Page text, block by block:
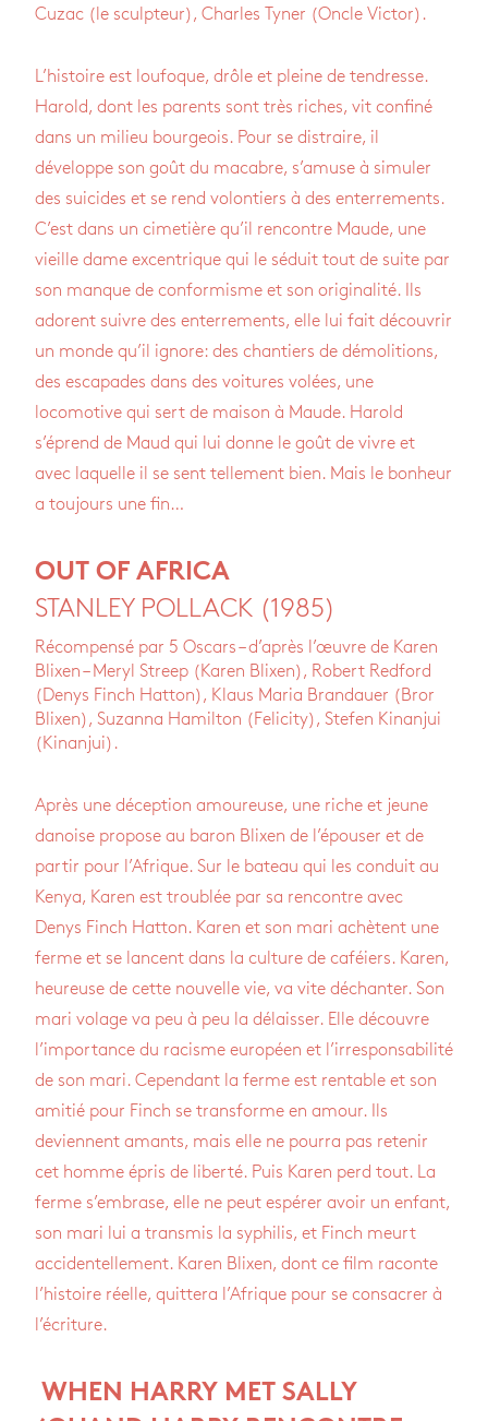
Cuzac (le sculpteur), Charles Tyner (Oncle Victor).
L’histoire est loufoque, drôle et pleine de tendresse.
Harold, dont les parents sont très riches, vit confiné
dans un milieu bourgeois. Pour se distraire, il
développe son goût du macabre, s’amuse à simuler
des suicides et se rend volontiers à des enterrements.
C’est dans un cimetière qu’il rencontre Maude, une
vieille dame excentrique qui le séduit tout de suite par
son manque de conformisme et son originalité. Ils
adorent suivre des enterrements, elle lui fait découvrir
un monde qu’il ignore: des chantiers de démolitions,
des escapades dans des voitures volées, une
locomotive qui sert de maison à Maude. Harold
s’éprend de Maud qui lui donne le goût de vivre et
avec laquelle il se sent tellement bien. Mais le bonheur
a toujours une fin…
OUT OF AFRICA
STANLEY POLLACK (1985)
Récompensé par 5 Oscars – d’après l’œuvre de Karen
Blixen – Meryl Streep (Karen Blixen), Robert Redford
(Denys Finch Hatton), Klaus Maria Brandauer (Bror
Blixen), Suzanna Hamilton (Felicity), Stefen Kinanjui
(Kinanjui).
Après une déception amoureuse, une riche et jeune
danoise propose au baron Blixen de l’épouser et de
partir pour l’Afrique. Sur le bateau qui les conduit au
Kenya, Karen est troublée par sa rencontre avec
Denys Finch Hatton. Karen et son mari achètent une
ferme et se lancent dans la culture de caféiers. Karen,
heureuse de cette nouvelle vie, va vite déchanter. Son
mari volage va peu à peu la délaisser. Elle découvre
l’importance du racisme européen et l’irresponsabilité
de son mari. Cependant la ferme est rentable et son
amitié pour Finch se transforme en amour. Ils
deviennent amants, mais elle ne pourra pas retenir
cet homme épris de liberté. Puis Karen perd tout. La
ferme s’embrase, elle ne peut espérer avoir un enfant,
son mari lui a transmis la syphilis, et Finch meurt
accidentellement. Karen Blixen, dont ce film raconte
l’histoire réelle, quittera l’Afrique pour se consacrer à
l’écriture.
WHEN HARRY MET SALLY